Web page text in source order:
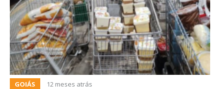
GOIÁS 12 meses atrás